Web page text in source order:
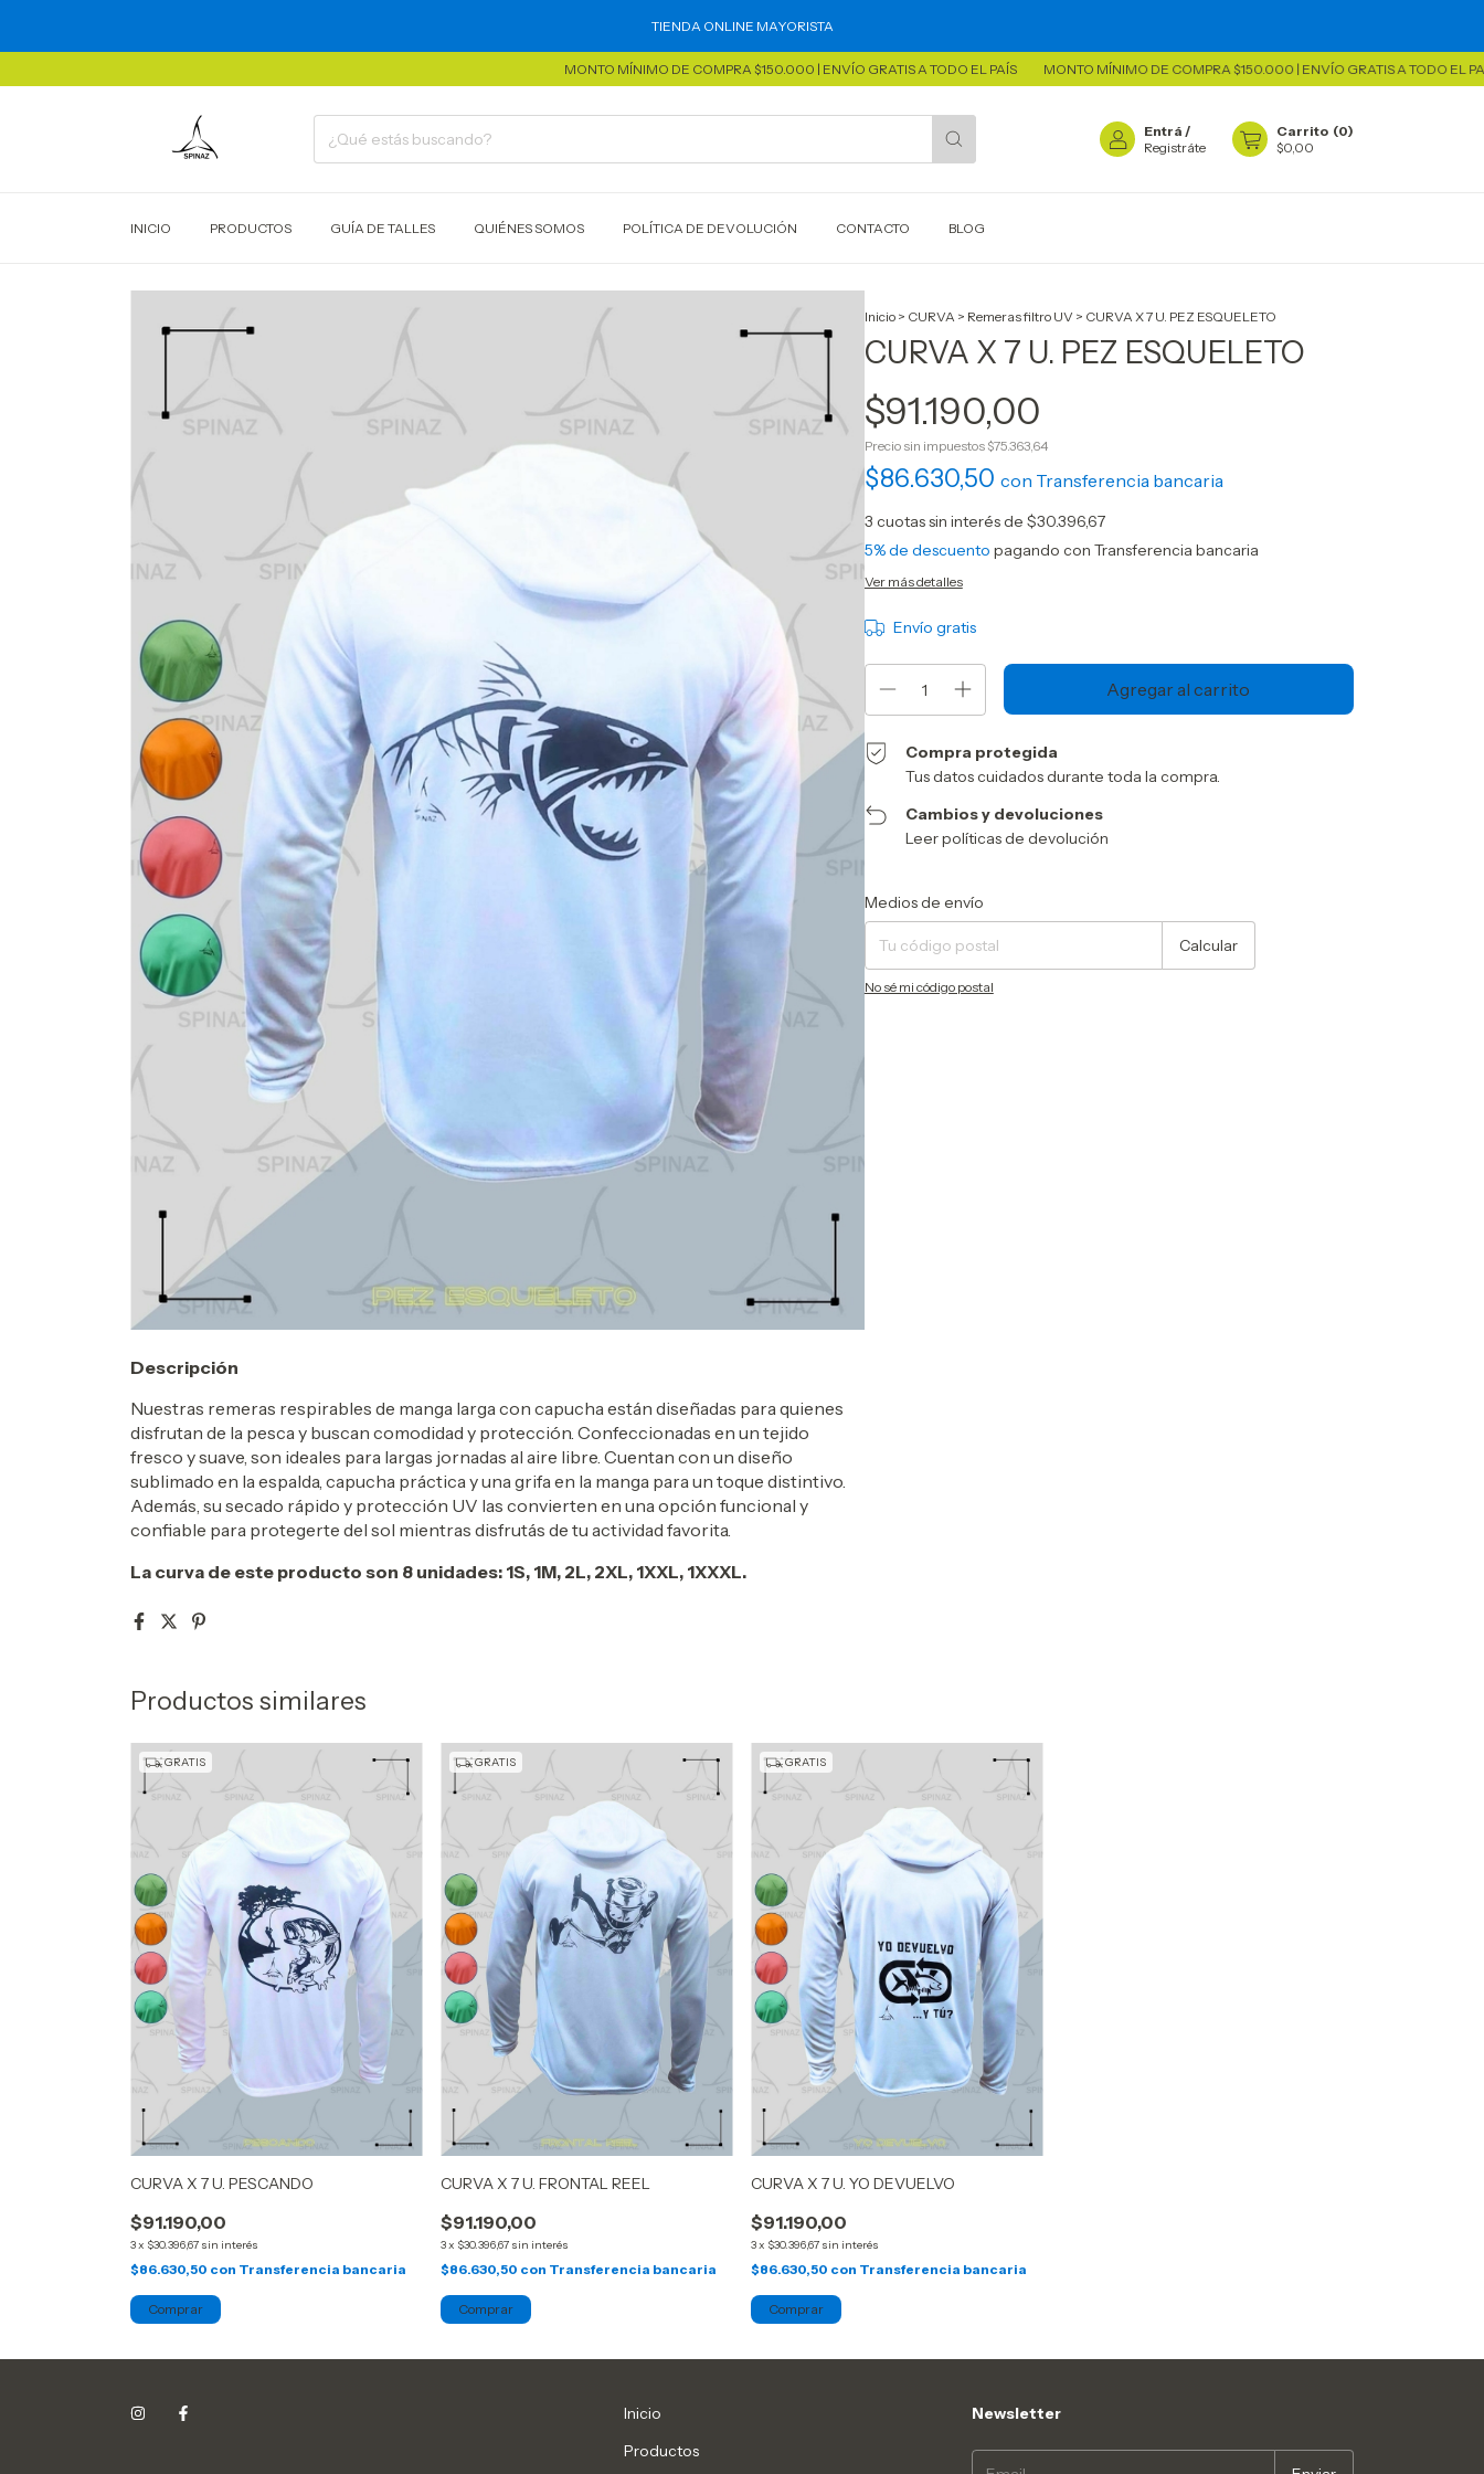
TIENDA ONLINE MAYORISTA
MONTO MÍNIMO DE COMPRA $150.000 | ENVÍO GRATIS A TODO EL PAÍS MONTO MÍNIMO DE COMPRA $150.000 | ENVÍO GRATIS A TODO EL PAÍS
Entrá /
Registráte
Carrito (0)
$0,00
INICIO PRODUCTOS GUÍA DE TALLES QUIÉNES SOMOS POLÍTICA DE DEVOLUCIÓN CONTACTO BLOG
Inicio > CURVA > Remeras filtro UV > CURVA X 7 U. PEZ ESQUELETO
CURVA X 7 U. PEZ ESQUELETO
$91.190,00
Precio sin impuestos $75.363,64
$86.630,50 con Transferencia bancaria
3 cuotas sin interés de $30.396,67
5% de descuento pagando con Transferencia bancaria
Ver más detalles
Envío gratis
Compra protegida
Tus datos cuidados durante toda la compra.
Cambios y devoluciones
Leer políticas de devolución
Entregas para el CP:
Medios de envío
Calcular
No sé mi código postal
Descripción
Nuestras remeras respirables de manga larga con capucha están diseñadas para quienes
disfrutan de la pesca y buscan comodidad y protección. Confeccionadas en un tejido
fresco y suave, son ideales para largas jornadas al aire libre. Cuentan con un diseño
sublimado en la espalda, capucha práctica y una grifa en la manga para un toque distintivo.
Además, su secado rápido y protección UV las convierten en una opción funcional y
confiable para protegerte del sol mientras disfrutás de tu actividad favorita.
La curva de este producto son 8 unidades: 1S, 1M, 2L, 2XL, 1XXL, 1XXXL.
Productos similares
GRATIS
CURVA X 7 U. PESCANDO
$91.190,00
3x $30.396,67 sin interés
$86.630,50 con Transferencia bancaria
GRATIS
CURVA X 7 U. FRONTAL REEL
$91.190,00
3x $30.396,67 sin interés
$86.630,50 con Transferencia bancaria
GRATIS
CURVA X 7 U. YO DEVUELVO
$91.190,00
3x $30.396,67 sin interés
$86.630,50 con Transferencia bancaria
Inicio
Productos
Newsletter